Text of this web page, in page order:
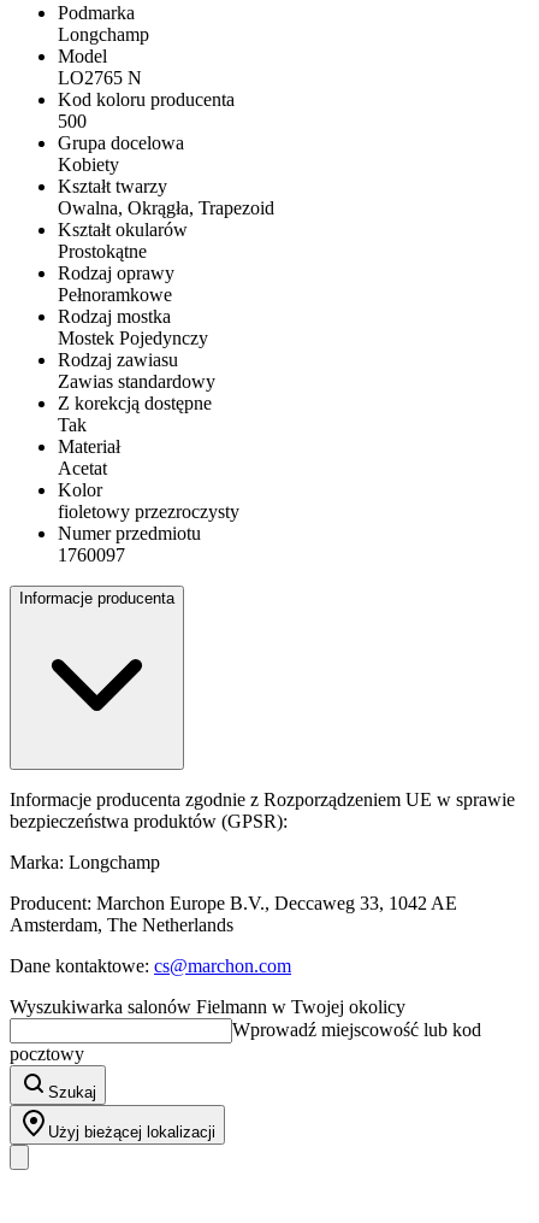
Podmarka
Longchamp
Model
LO2765 N
Kod koloru producenta
500
Grupa docelowa
Kobiety
Kształt twarzy
Owalna, Okrągła, Trapezoid
Kształt okularów
Prostokątne
Rodzaj oprawy
Pełnoramkowe
Rodzaj mostka
Mostek Pojedynczy
Rodzaj zawiasu
Zawias standardowy
Z korekcją dostępne
Tak
Materiał
Acetat
Kolor
fioletowy przezroczysty
Numer przedmiotu
1760097
Informacje producenta
Informacje producenta zgodnie z Rozporządzeniem UE w sprawie
bezpieczeństwa produktów (GPSR):
Marka: Longchamp
Producent: Marchon Europe B.V., Deccaweg 33, 1042 AE
Amsterdam, The Netherlands
Dane kontaktowe: cs@marchon.com
Wyszukiwarka salonów Fielmann w Twojej okolicy
Wprowadź miejscowość lub kod
pocztowy
Szukaj
Użyj bieżącej lokalizacji